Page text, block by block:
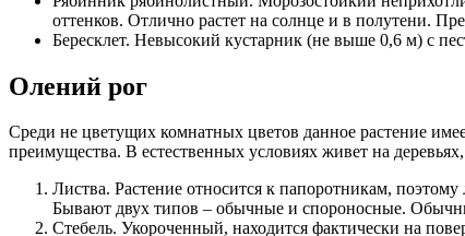
оттенков. Отлично растет на солнце и в полутени.
Бересклет. Невысокий кустарник (не выше 0,6 м) с
Олений рог
Среди не цветущих комнатных цветов данное растение
преимущества. В естественных условиях живет на
Листва. Растение относится к папоротникам,
Бывают двух типов – обычные и спороносные.
Стебель. Укороченный, находится фактически на